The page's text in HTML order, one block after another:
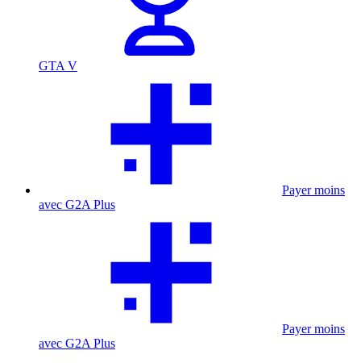
GTA V
Payer moins
avec G2A Plus
Payer moins
avec G2A Plus